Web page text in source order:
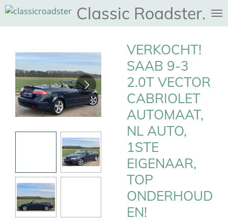
Ga
hoofdinhoud
Classic Roadster
VERKOCHT!
SAAB 9-3
2.0T VECTOR
CABRIOLET
AUTOMAAT,
NL AUTO,
1STE
EIGENAAR,
TOP
ONDERHOUD
EN!